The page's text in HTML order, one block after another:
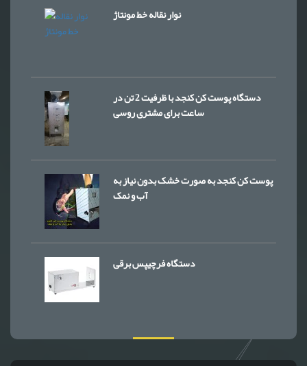
نوار نقاله خط مونتاژ
دستگاه پوست کن کنجد با ظرفیت 2 تن در
ساعت برای مشتری روسی
پوست کن کنجد به صورت خشک بدون نیاز به
آب و نمک
دستگاه فرچیپس برقی